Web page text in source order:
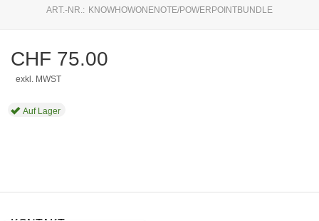
ART.-NR.: KNOWHOWONENOTE/POWERPOINTBUNDLE
CHF 75.00
exkl. MWST
Auf Lager